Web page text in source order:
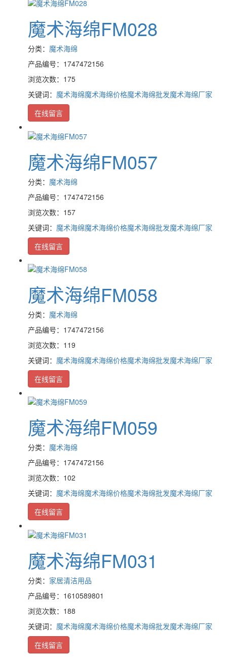
魔术海绵FM028
分类： 魔术海绵
产品编号：1747472156
浏览次数：175
关键词： 魔术海绵魔术海绵价格魔术海绵批发魔术海绵厂家
在线留言
魔术海绵FM057
分类： 魔术海绵
产品编号：1747472156
浏览次数：157
关键词： 魔术海绵魔术海绵价格魔术海绵批发魔术海绵厂家
在线留言
魔术海绵FM058
分类： 魔术海绵
产品编号：1747472156
浏览次数：119
关键词： 魔术海绵魔术海绵价格魔术海绵批发魔术海绵厂家
在线留言
魔术海绵FM059
分类： 魔术海绵
产品编号：1747472156
浏览次数：102
关键词： 魔术海绵魔术海绵价格魔术海绵批发魔术海绵厂家
在线留言
魔术海绵FM031
分类： 家居清洁用品
产品编号：1610589801
浏览次数：188
关键词： 魔术海绵魔术海绵价格魔术海绵批发魔术海绵厂家
在线留言